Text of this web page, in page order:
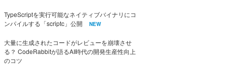
TypeScriptを実行可能なネイティブバイナリにコ
ンパイルする「scriptc」公開
NEW
大量に生成されたコードがレビューを崩壊させ
る？ CodeRabbitが語るAI時代の開発生産性向上
のコツ